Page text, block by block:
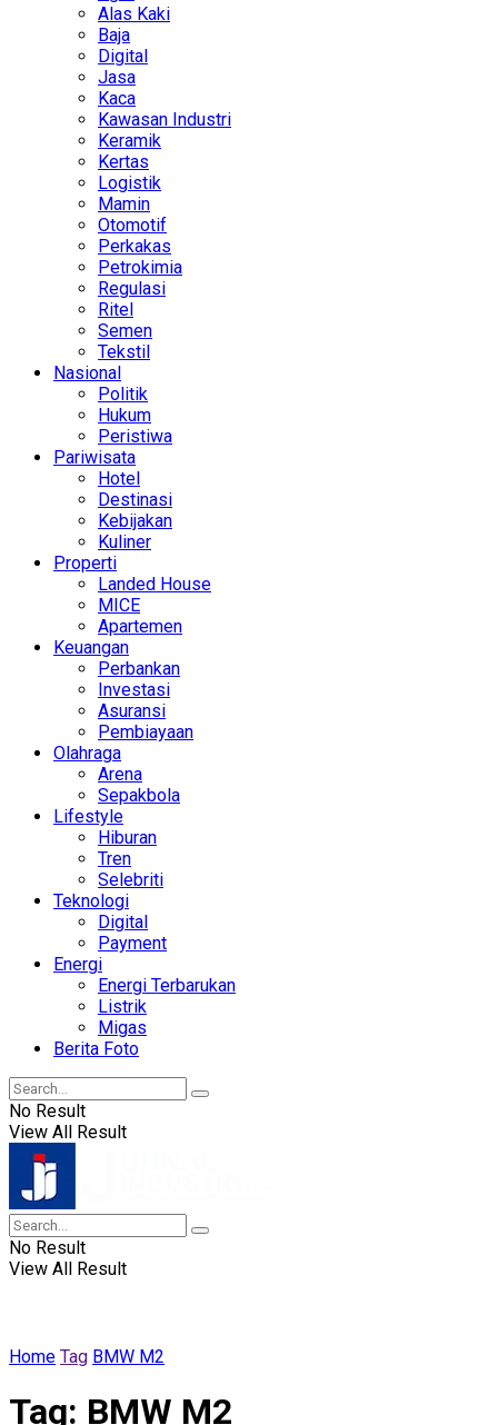
Alas Kaki
Baja
Digital
Jasa
Kaca
Kawasan Industri
Keramik
Kertas
Logistik
Mamin
Otomotif
Perkakas
Petrokimia
Regulasi
Ritel
Semen
Tekstil
Nasional
Politik
Hukum
Peristiwa
Pariwisata
Hotel
Destinasi
Kebijakan
Kuliner
Properti
Landed House
MICE
Apartemen
Keuangan
Perbankan
Investasi
Asuransi
Pembiayaan
Olahraga
Arena
Sepakbola
Lifestyle
Hiburan
Tren
Selebriti
Teknologi
Digital
Payment
Energi
Energi Terbarukan
Listrik
Migas
Berita Foto
No Result
View All Result
No Result
View All Result
Home Tag BMW M2
Tag: BMW M2